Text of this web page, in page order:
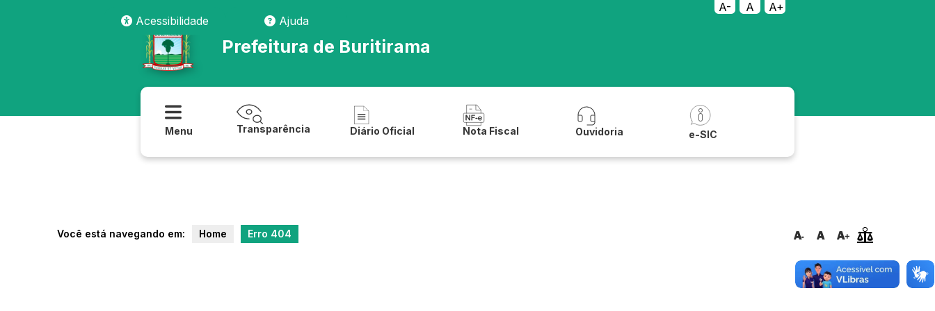
A- A
A+
Acessibilidade
Ajuda
Prefeitura de Buritirama
Menu Transparência Diário Oficial Nota Fiscal Ouvidoria e-SIC
Você está navegando em: Home Erro 404